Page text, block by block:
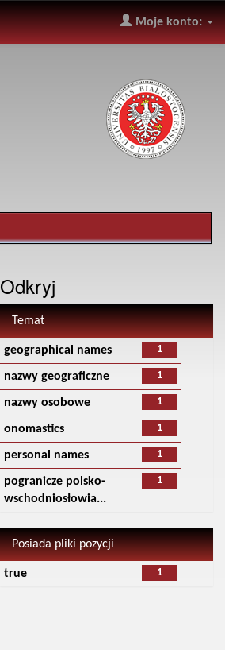
Moje konto:
Odkryj
Temat
1
geographical names
1
nazwy geograficzne
1
nazwy osobowe
1
onomastics
1
personal names
1
pogranicze polsko-
wschodniosłowia...
Posiada pliki pozycji
1
true